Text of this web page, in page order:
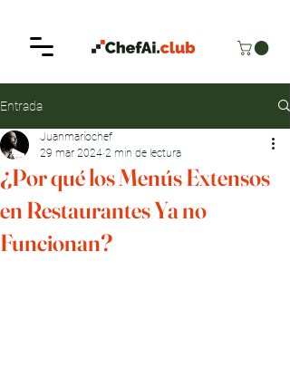
Entrada
¿Por qué los Menús Extensos
en Restaurantes Ya no
Funcionan?
Juanmariochef
29 mar 2024 2 min de lectura